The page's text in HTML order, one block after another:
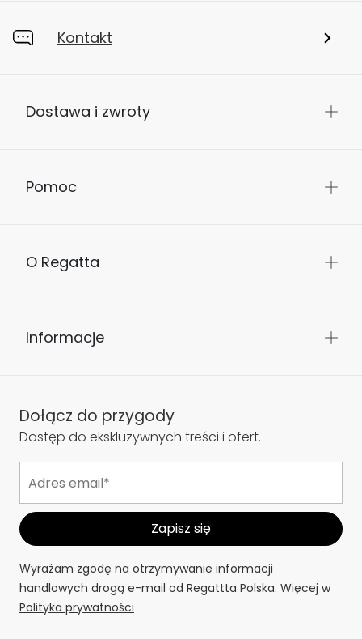
Kontakt
Dostawa i zwroty
Pomoc
O Regatta
Informacje
Dołącz do przygody
Dostęp do ekskluzywnych treści i ofert.
Wyrażam zgodę na otrzymywanie informacji
handlowych drogą e-mail od Regattta Polska. Więcej w
Polityka prywatności